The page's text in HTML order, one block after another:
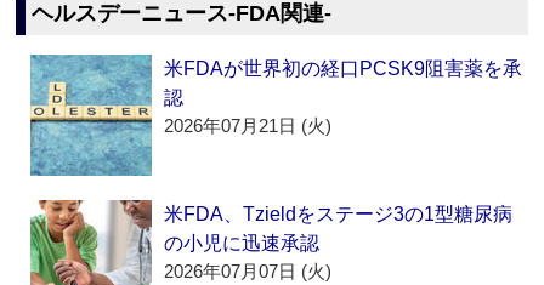
ヘルスデーニュース‐FDA関連‐
米FDAが世界初の経口PCSK9阻害薬を承
認
2026年07月21日 (火)
米FDA、Tzieldをステージ3の1型糖尿病
の小児に迅速承認
2026年07月07日 (火)